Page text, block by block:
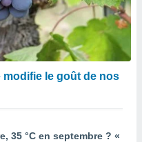
modifie le goût de nos
35 °C en septembre ? «